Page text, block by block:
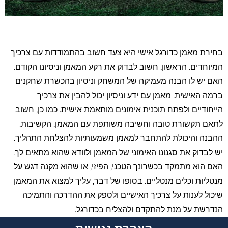
font_download סמן קישורים
הצהרת נגישות
בחירת מאמן כדורגל אישי היא צעד חשוב בהתמודדות עם צרכיך
המיוחדים. הראשון, חשוב לבדוק את רקע המאמן וניסיונו הקודם.
האם יש לו הבנה מעמיקה של המשחק וניסיון בהכשרת שחקנים
ברמה האישית. מאמן עם ידע וניסיון יכול להבין את צרכיך
הייחודיים ולפתח תוכנית אימונים מותאמת אישית. כמו כן, חשוב
לתאם תקשורת טובה וחשיבה משותפת עם המאמן. הקשיבות,
ההבנה והיכולת להתחבר למאמן משמעותיות להצלחת התהליך.
יש לבדוק את סגנונו האימוני של המאמן ולוודא שהוא מתאים לך.
האם הוא מתמקד בכשרונך הטכני, הפיזי, או שהוא מקנה דגש על
מנטליות וכלים מנטליים. בסופו של דבר, עליך למצוא את המאמן
שיכול לענות על צרכיך האישיים ולספק את ההדרכה והתמיכה
הנדרשת על מנת להתקדם ולהצליח בכדורגל.